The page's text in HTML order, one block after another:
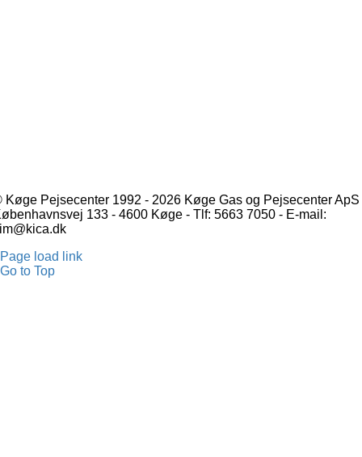
Køge Pejsecenter 1992 - 2026 Køge Gas og Pejsecenter ApS
133 - 4600 Køge - Tlf: 5663 7050 - E-mail:
Page load link
Go to Top